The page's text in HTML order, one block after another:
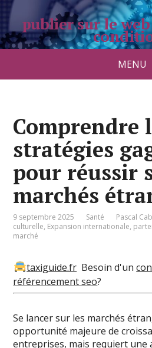
publier sur le
MENU
Comprendre
stratégies
pour réussir
marchés
9 septembre 2025 Santé Pascal
culturelle, Expansion internationale,
marché
taxiguide.fr Besoin d'un
référencement seo?
Se lancer sur les marchés
opportunité majeure de
entreprises, mais requiert une